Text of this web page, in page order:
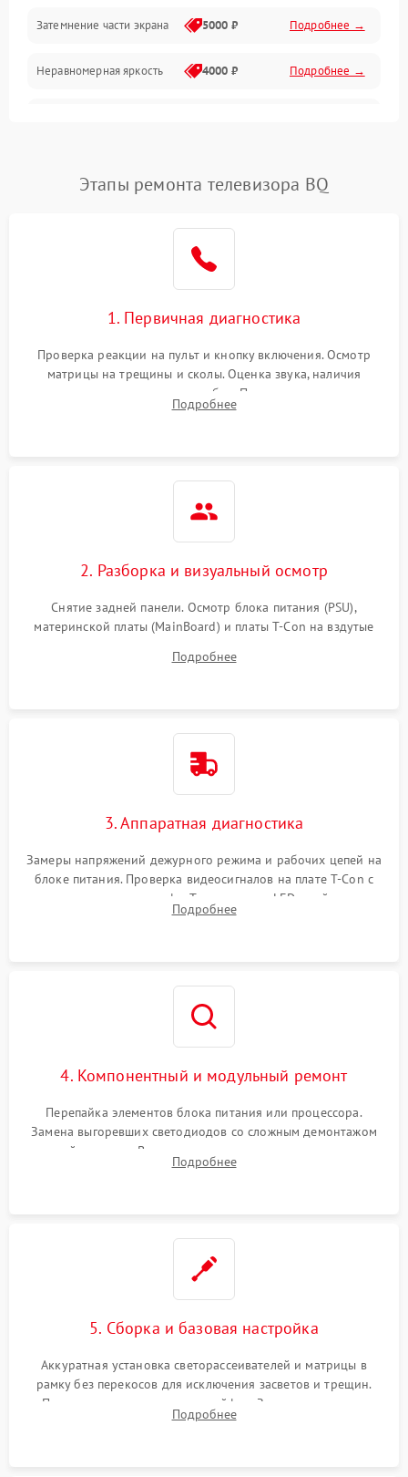
Механические повреждения
Программное обеспечение
Сеть и подключения
Затемнение части экрана 5000 ₽ Подробнее →
Неравномерная яркость 4000 ₽ Подробнее →
Этапы ремонта телевизора BQ
1. Первичная диагностика
Проверка реакции на пульт и кнопку включения. Осмотр
матрицы на трещины и сколы. Оценка звука, наличия
подсветки и индикаторов ошибок. Подключение тестовых
источников сигнала для выявления симптомов поломки.
Подробнее
2. Разборка и визуальный осмотр
Снятие задней панели. Осмотр блока питания (PSU),
материнской платы (MainBoard) и платы T-Con на вздутые
Проверка надежности фиксации и целостности шлейфов.
Подробнее
3. Аппаратная диагностика
Замеры напряжений дежурного режима и рабочих цепей на
блоке питания. Проверка видеосигналов на плате T-Con с
помощью осциллографа. Тестирование LED-драйвера и
светодиодных планок подсветки мультиметром.
Подробнее
4. Компонентный и модульный ремонт
Перепайка элементов блока питания или процессора.
Замена выгоревших светодиодов со сложным демонтажом
хрупкой матрицы. Восстановление поврежденных дорожек,
прошивка микросхем памяти EEPROM
Подробнее
5. Сборка и базовая настройка
Аккуратная установка светорассеивателей и матрицы в
рамку без перекосов для исключения засветов и трещин.
Подключение внутренних шлейфов. Закрытие корпуса.
Сброс настроек и обновление программного обеспечения.
Подробнее